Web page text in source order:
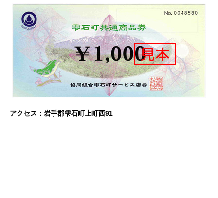
アクセス：岩手郡雫石町上町西91